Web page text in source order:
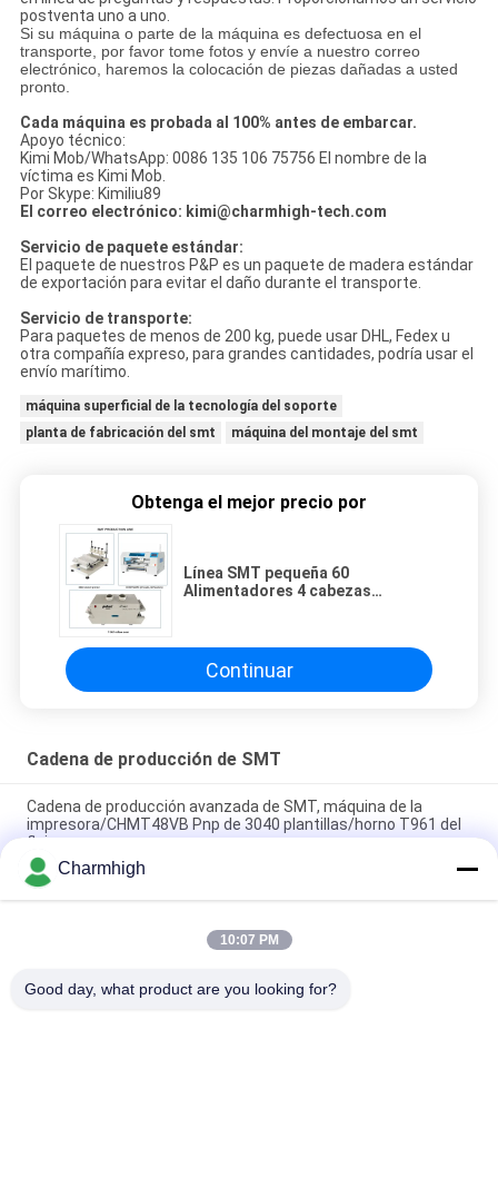
postventa uno a uno.
Si su máquina o parte de la máquina es defectuosa en el
transporte, por favor tome fotos y envíe a nuestro correo
electrónico, haremos la colocación de piezas dañadas a usted
pronto.
Cada máquina es probada al 100% antes de embarcar.
Apoyo técnico:
Kimi Mob/WhatsApp: 0086 135 106 75756 El nombre de la
víctima es Kimi Mob.
Por Skype: Kimiliu89
El correo electrónico: kimi@charmhigh-tech.com
Servicio de paquete estándar:
El paquete de nuestros P&P es un paquete de madera estándar
de exportación para evitar el daño durante el transporte.
Servicio de transporte:
Para paquetes de menos de 200 kg, puede usar DHL, Fedex u
otra compañía expreso, para grandes cantidades, podría usar el
envío marítimo.
máquina superficial de la tecnología del soporte
planta de fabricación del smt
máquina del montaje del smt
Obtenga el mejor precio por
Línea SMT pequeña 60
Alimentadores 4 cabezas
de pasta de soldadura 3040
Continuar
Cadena de producción de SMT
Cadena de producción avanzada de SMT, máquina de la
impresora/CHMT48VB Pnp de 3040 plantillas/horno T961 del
flujo
Duración total 3,5 m Línea de producción SMT pequeña de alta
precisión 0201, BGA, IC de 144 pines
Planta de fabricación del PWB de Full Auto del alto rendimiento
Charmhigh
10:07 PM
Good day, what product are you looking for?